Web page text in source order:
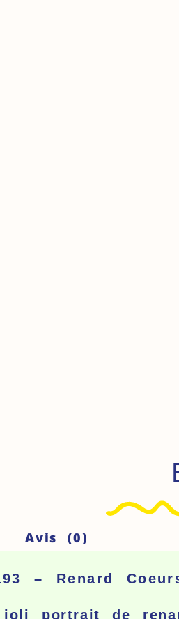
Avis (0)
– Renard
portrait de